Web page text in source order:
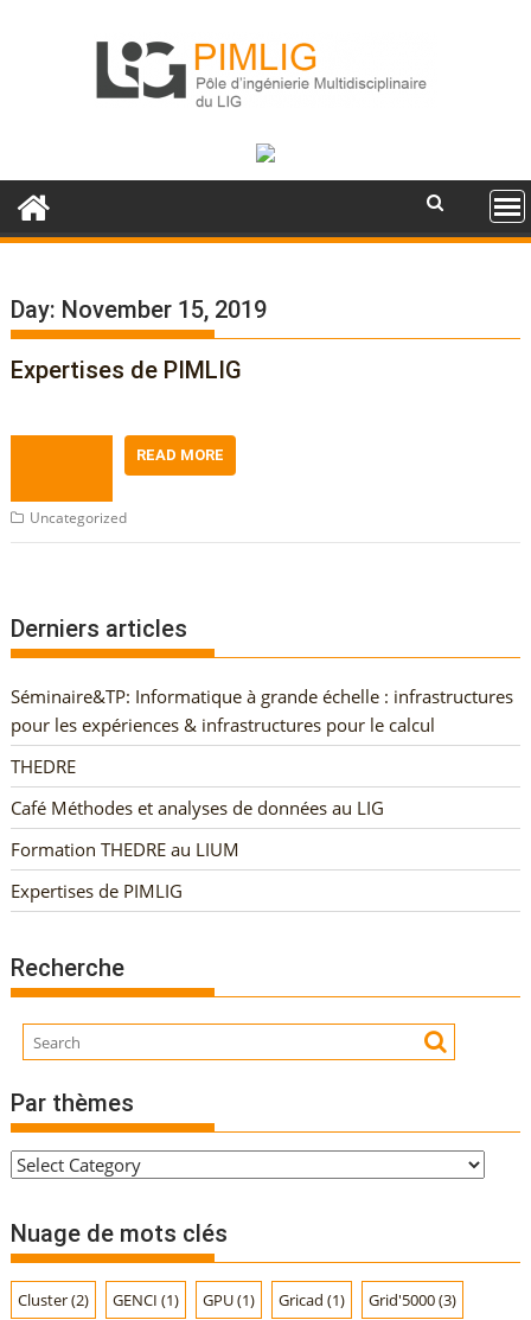
c
n
Day: November 15, 2019
Expertises de PIMLIG
READ MORE
Uncategorized
Derniers articles
Séminaire&TP: Informatique à grande échelle : infrastructures
pour les expériences & infrastructures pour le calcul
THEDRE
Café Méthodes et analyses de données au LIG
Formation THEDRE au LIUM
Expertises de PIMLIG
Recherche
Par thèmes
P
r
t
h
è
Nuage de mots clés
Cluster(2) GENCI (1) GPU(1) Gricad (1) Grid'5000(3)